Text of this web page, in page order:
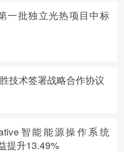
一批独立光热项目中标
技术签署战略合作协议
智能能源操作系统
提升13.49%